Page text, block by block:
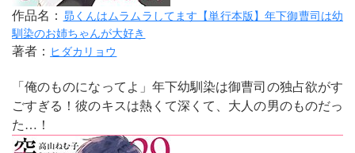
作品名：
昴くんはムラムラしてます【単行本版】年下御曹司は幼
馴染のお姉ちゃんが大好き
著者： ヒダカリョウ
「俺のものになってよ」年下幼馴染は御曹司の独占欲がす
ごすぎる！彼のキスは熱くて深くて、大人の男のものだっ
た…！